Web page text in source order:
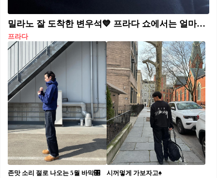
밀라노 잘 도착한 변우석💙 프라다 쇼에서는 얼마나 더 멋질지..밀라노 대첩 기대해❤️
프라다
존맛 소리 절로 나오는 5월 바막🎛️⁠
시꺼멓게 가보자고♠⁠